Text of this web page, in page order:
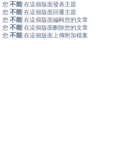
您 不能 在這個版面發表主題
您 不能 在這個版面回覆主題
您 不能 在這個版面編輯您的文章
您 不能 在這個版面刪除您的文章
您 不能 在這個版面上傳附加檔案